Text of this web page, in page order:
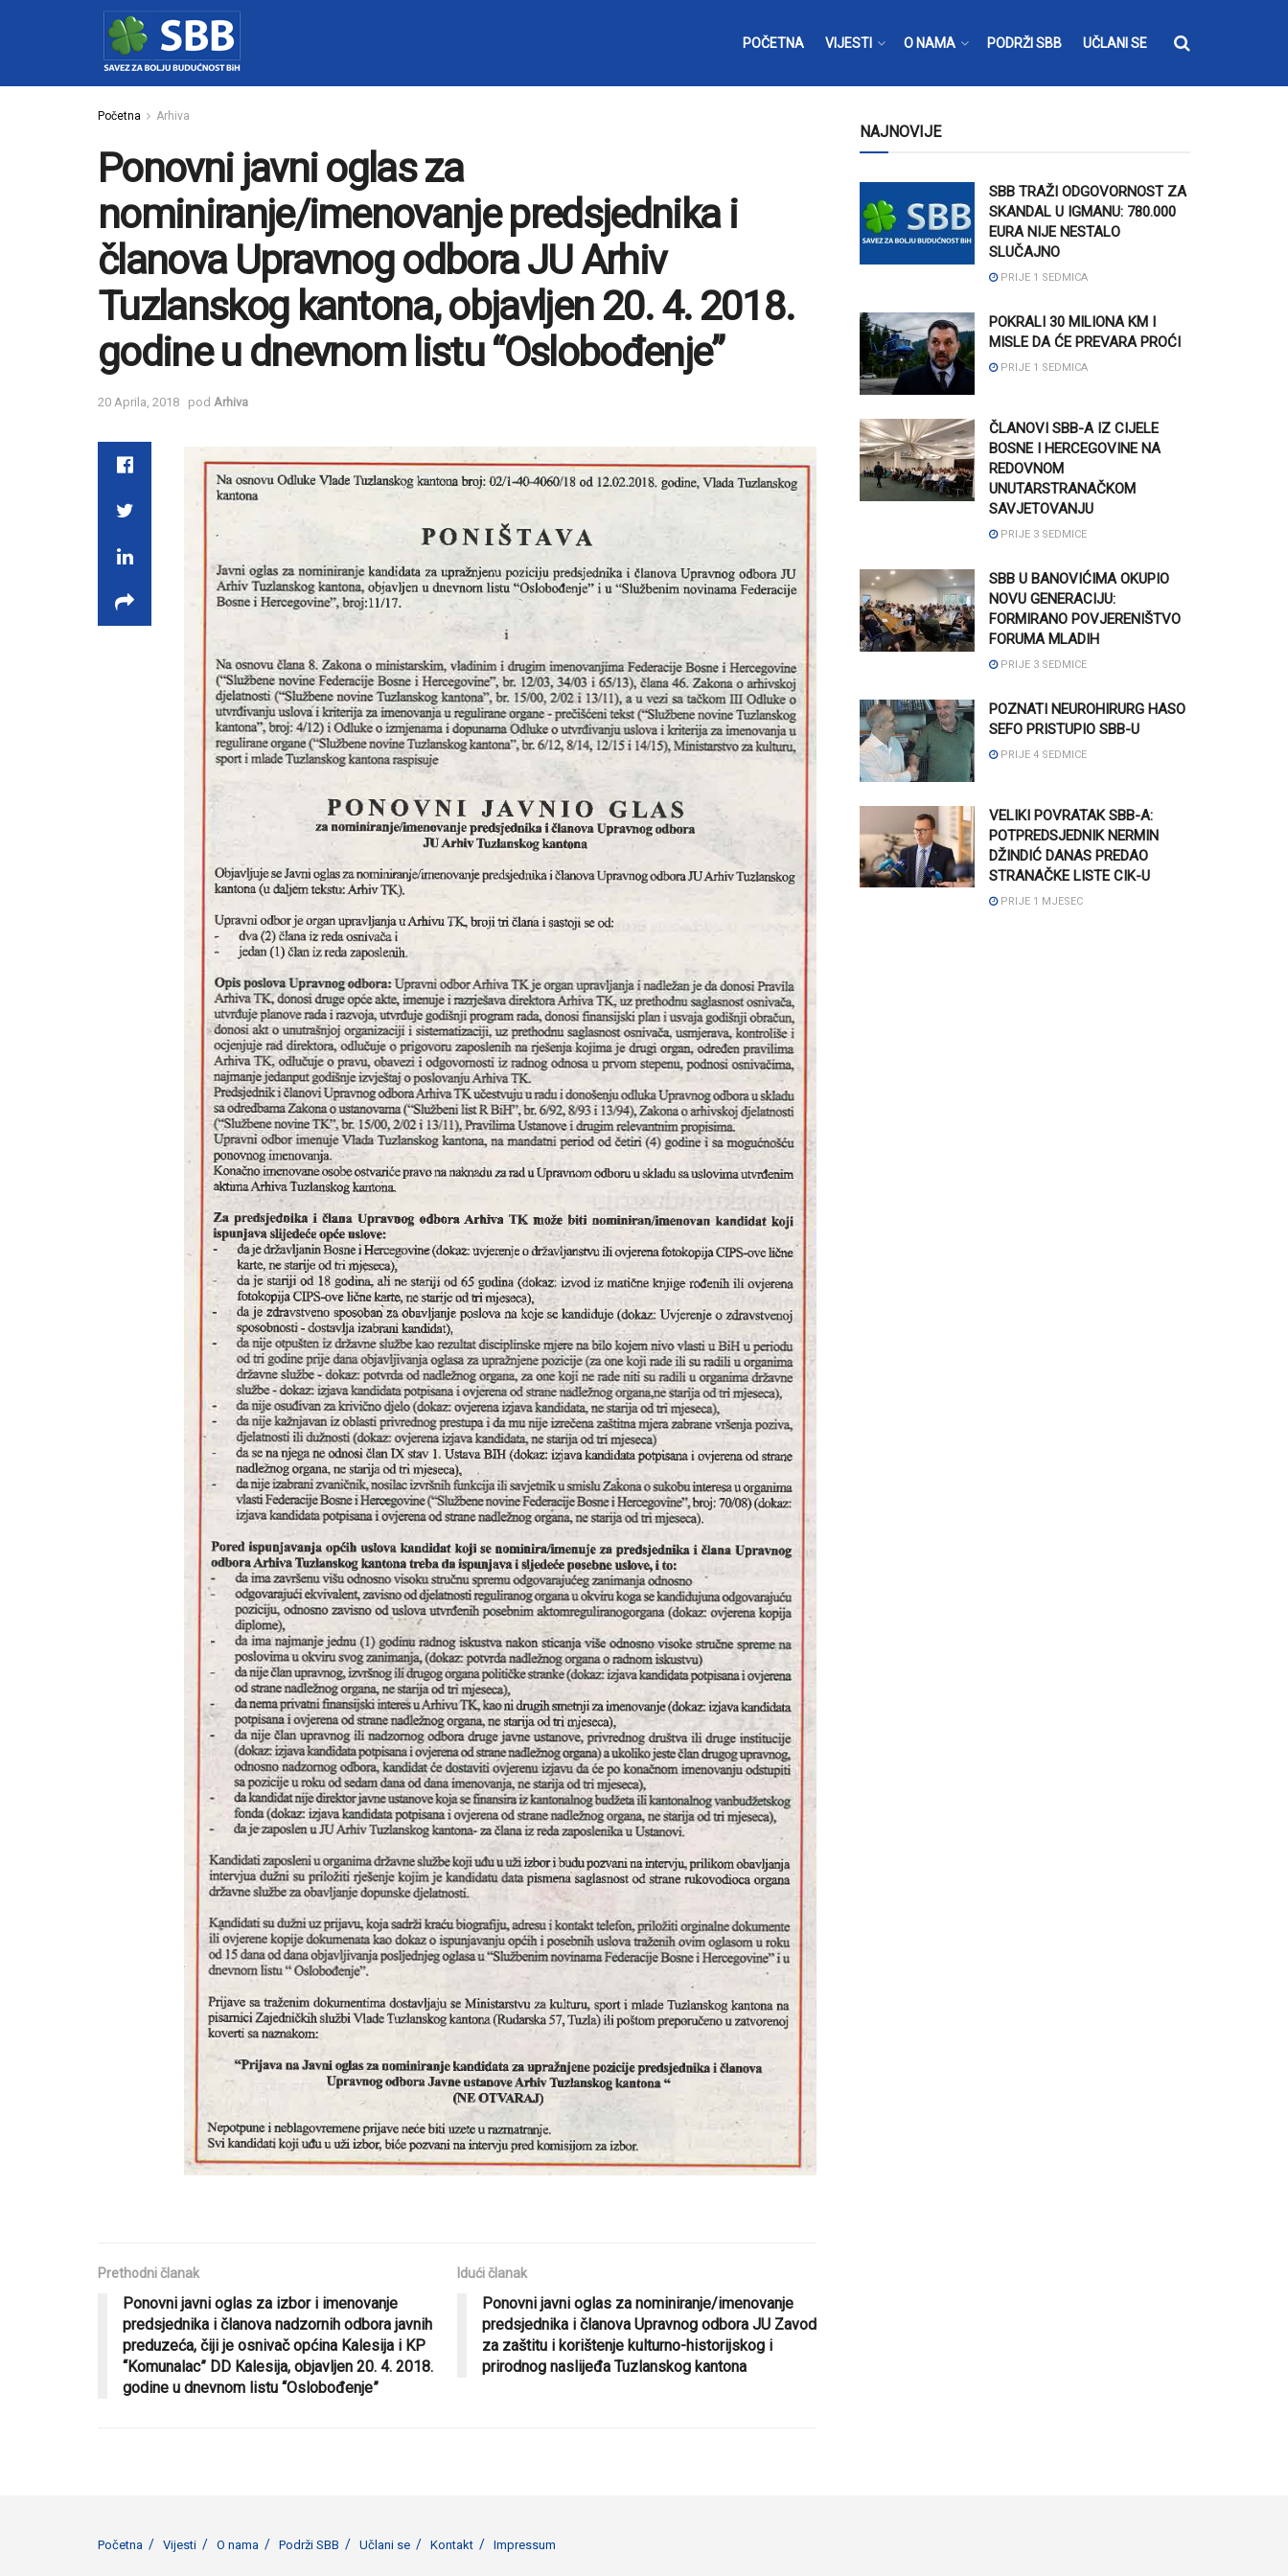
POČETNA VIJESTI O NAMA PODRŽI SBB UČLANI SE
Početna Arhiva
Ponovni javni oglas za
nominiranje/imenovanje predsjednika i
članova Upravnog odbora JU Arhiv
Tuzlanskog kantona, objavljen 20. 4. 2018.
godine u dnevnom listu “Oslobođenje”
20 Aprila, 2018 pod Arhiva
Prethodni članak
Ponovni javni oglas za izbor i imenovanje
predsjednika i članova nadzornih odbora javnih
preduzeća, čiji je osnivač općina Kalesija i KP
“Komunalac” DD Kalesija, objavljen 20. 4. 2018.
godine u dnevnom listu “Oslobođenje”
Idući članak
Ponovni javni oglas za nominiranje/imenovanje
predsjednika i članova Upravnog odbora JU Zavod
za zaštitu i korištenje kulturno-historijskog i
prirodnog naslijeđa Tuzlanskog kantona
NAJNOVIJE
SBB TRAŽI ODGOVORNOST ZA
SKANDAL U IGMANU: 780.000
EURA NIJE NESTALO
SLUČAJNO
PRIJE 1 SEDMICA
POKRALI 30 MILIONA KM I
MISLE DA ĆE PREVARA PROĆI
PRIJE 1 SEDMICA
ČLANOVI SBB-A IZ CIJELE
BOSNE I HERCEGOVINE NA
REDOVNOM
UNUTARSTRANAČKOM
SAVJETOVANJU
PRIJE 3 SEDMICE
SBB U BANOVIĆIMA OKUPIO
NOVU GENERACIJU:
FORMIRANO POVJERENIŠTVO
FORUMA MLADIH
PRIJE 3 SEDMICE
POZNATI NEUROHIRURG HASO
SEFO PRISTUPIO SBB-U
PRIJE 4 SEDMICE
VELIKI POVRATAK SBB-A:
POTPREDSJEDNIK NERMIN
DŽINDIĆ DANAS PREDAO
STRANAČKE LISTE CIK-U
PRIJE 1 MJESEC
Početna Vijesti O nama Podrži SBB Učlani se Kontakt Impressum